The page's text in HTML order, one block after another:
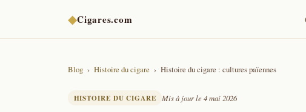
◆Cigares.com
Blog Histoire du cigare Histoire du cigare : cultures païennes
HISTOIRE DU CIGARE Mis à jour le 4 mai 2026